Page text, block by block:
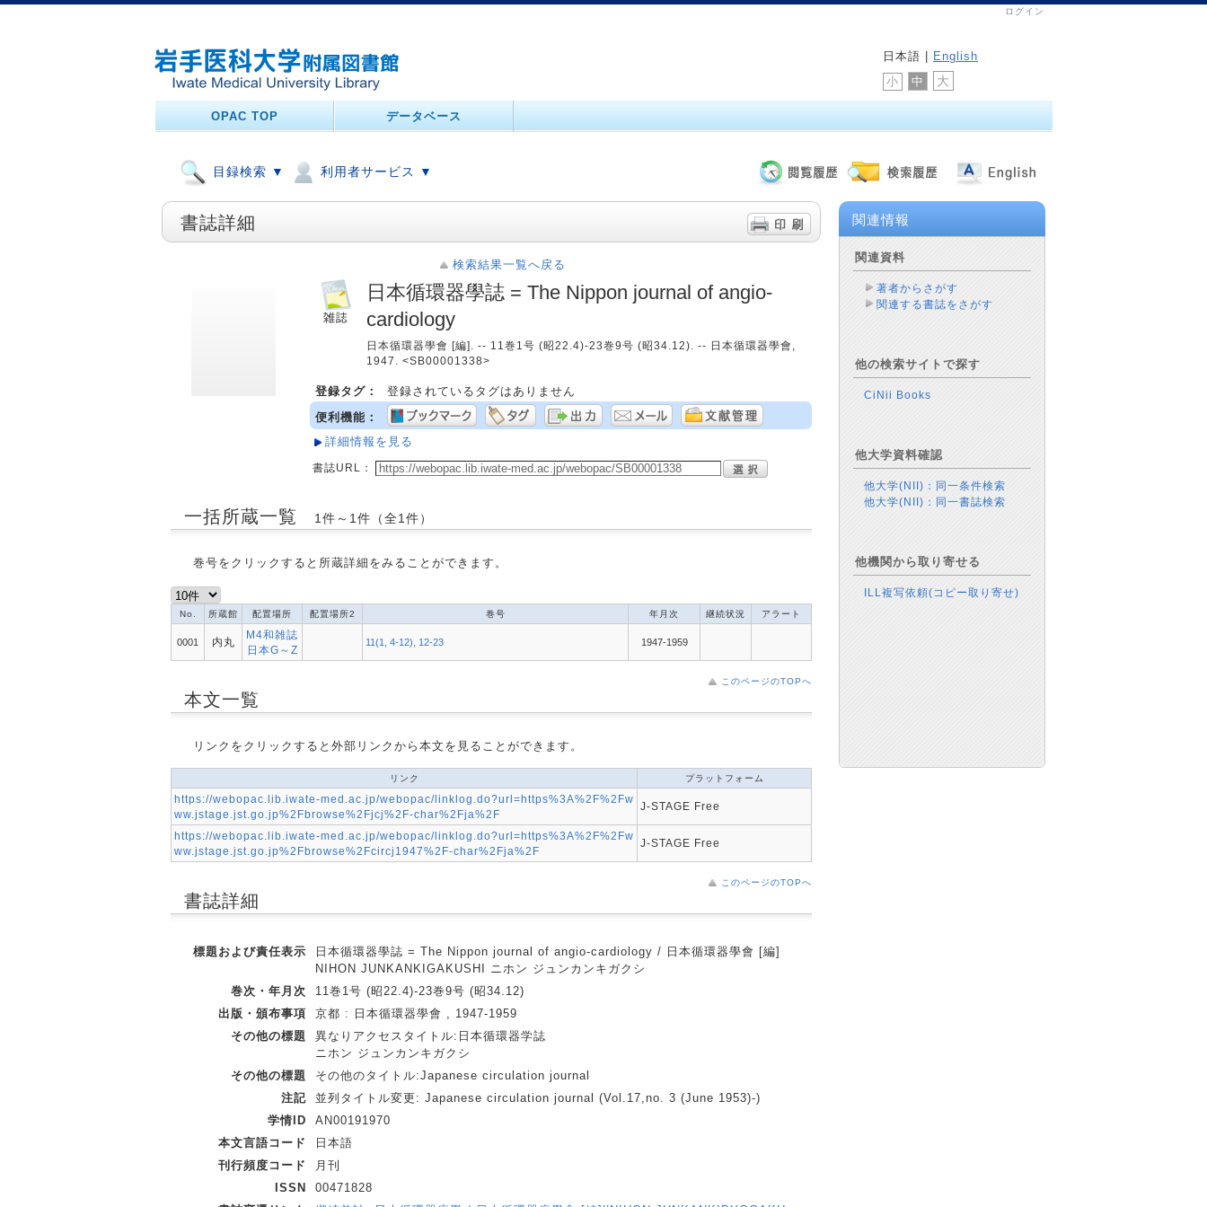
ログイン
日本語 | English
小 中 大
OPAC TOP データベース
目録検索 ▼ 利用者サービス ▼
書誌詳細
検索結果一覧へ戻る
日本循環器學誌 = The Nippon journal of angio-
cardiology
日本循環器學會 [編]. -- 11巻1号 (昭22.4)-23巻9号 (昭34.12). -- 日本循環器學會,
1947. <SB00001338>
登録タグ：
登録されているタグはありません
便利機能：
詳細情報を見る
書誌URL：
一括所蔵一覧 1件～1件（全1件）
巻号をクリックすると所蔵詳細をみることができます。
No. 所蔵館 配置場所 配置場所2 巻号 年月次 継続状況 アラート
0001 内丸
M4和雑誌
日本G～Z
11(1, 4-12), 12-23 1947-1959
このページのTOPへ
本文一覧
リンクをクリックすると外部リンクから本文を見ることができます。
リンク プラットフォーム
https://webopac.lib.iwate-med.ac.jp/webopac/linklog.do?url=https%3A%2F%2Fw
ww.jstage.jst.go.jp%2Fbrowse%2Fjcj%2F-char%2Fja%2F
J-STAGE Free
https://webopac.lib.iwate-med.ac.jp/webopac/linklog.do?url=https%3A%2F%2Fw
ww.jstage.jst.go.jp%2Fbrowse%2Fcircj1947%2F-char%2Fja%2F
J-STAGE Free
このページのTOPへ
書誌詳細
標題および責任表示
日本循環器學誌 = The Nippon journal of angio-cardiology / 日本循環器學會 [編]
NIHON JUNKANKIGAKUSHI ニホン ジュンカンキガクシ
巻次・年月次
11巻1号 (昭22.4)-23巻9号 (昭34.12)
出版・頒布事項
京都 : 日本循環器學會 , 1947-1959
その他の標題
異なりアクセスタイトル:日本循環器学誌
ニホン ジュンカンキガクシ
その他の標題
その他のタイトル:Japanese circulation journal
注記
並列タイトル変更: Japanese circulation journal (Vol.17,no. 3 (June 1953)-)
学情ID
AN00191970
本文言語コード
日本語
刊行頻度コード
月刊
ISSN
00471828
関連情報
関連資料
著者からさがす
関連する書誌をさがす
他の検索サイトで探す
CiNii Books
他大学資料確認
他大学(NII)：同一条件検索
他大学(NII)：同一書誌検索
他機関から取り寄せる
ILL複写依頼(コピー取り寄せ)